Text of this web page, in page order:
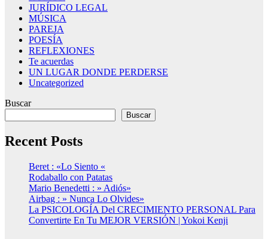
JURÍDICO LEGAL
MÚSICA
PAREJA
POESÍA
REFLEXIONES
Te acuerdas
UN LUGAR DONDE PERDERSE
Uncategorized
Buscar
Buscar
Recent Posts
Beret : «Lo Siento «
Rodaballo con Patatas
Mario Benedetti : » Adiós»
Airbag : » Nunca Lo Olvides»
La PSICOLOGÍA Del CRECIMIENTO PERSONAL Para
Convertirte En Tu MEJOR VERSIÓN | Yokoi Kenji